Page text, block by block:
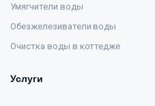
Умягчители воды
Обезжелезиватели воды
Очистка воды в коттедже
Услуги